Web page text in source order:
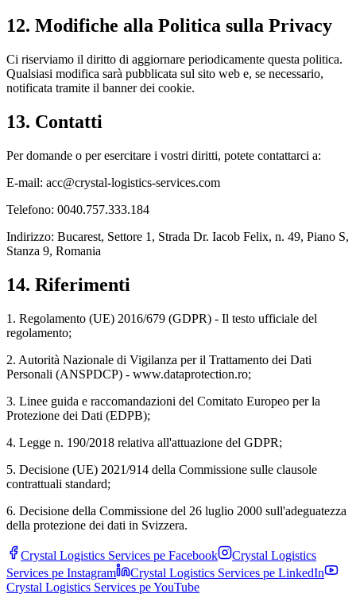
12. Modifiche alla Politica sulla Privacy
Ci riserviamo il diritto di aggiornare periodicamente questa politica.
Qualsiasi modifica sarà pubblicata sul sito web e, se necessario,
notificata tramite il banner dei cookie.
13. Contatti
Per domande o per esercitare i vostri diritti, potete contattarci a:
E-mail: acc@crystal-logistics-services.com
Telefono: 0040.757.333.184
Indirizzo: Bucarest, Settore 1, Strada Dr. Iacob Felix, n. 49, Piano S,
Stanza 9, Romania
14. Riferimenti
1. Regolamento (UE) 2016/679 (GDPR) - Il testo ufficiale del
regolamento;
2. Autorità Nazionale di Vigilanza per il Trattamento dei Dati
Personali (ANSPDCP) - www.dataprotection.ro;
3. Linee guida e raccomandazioni del Comitato Europeo per la
Protezione dei Dati (EDPB);
4. Legge n. 190/2018 relativa all'attuazione del GDPR;
5. Decisione (UE) 2021/914 della Commissione sulle clausole
contrattuali standard;
6. Decisione della Commissione del 26 luglio 2000 sull'adeguatezza
della protezione dei dati in Svizzera.
Crystal Logistics Services pe Facebook
Crystal Logistics
Services pe Instagram Crystal Logistics Services pe LinkedIn
Crystal Logistics Services peYouTube